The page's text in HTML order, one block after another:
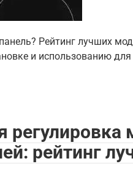
Рейтинг лучших
и использованию
рейтинг